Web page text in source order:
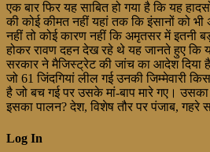
एक बार फिर यह साबित हो गया है कि यह
की कोई कीमत नहीं यहां तक कि इंसानों को भी
नहीं तो कोई कारण नहीं कि अमृतसर में इतनी
होकर रावण दहन देख रहे थे यह जानते हुए
सरकार ने मैजिस्ट्रेट की जांच का आदेश दिया है
जो 61 जिंदगियां लील गई उनकी जिम्मेवारी
है जो बच गई पर उसके मां-बाप मारे गए।
इसका पालन? देश, विशेष तौर पर पंजाब, गहरे
Log In